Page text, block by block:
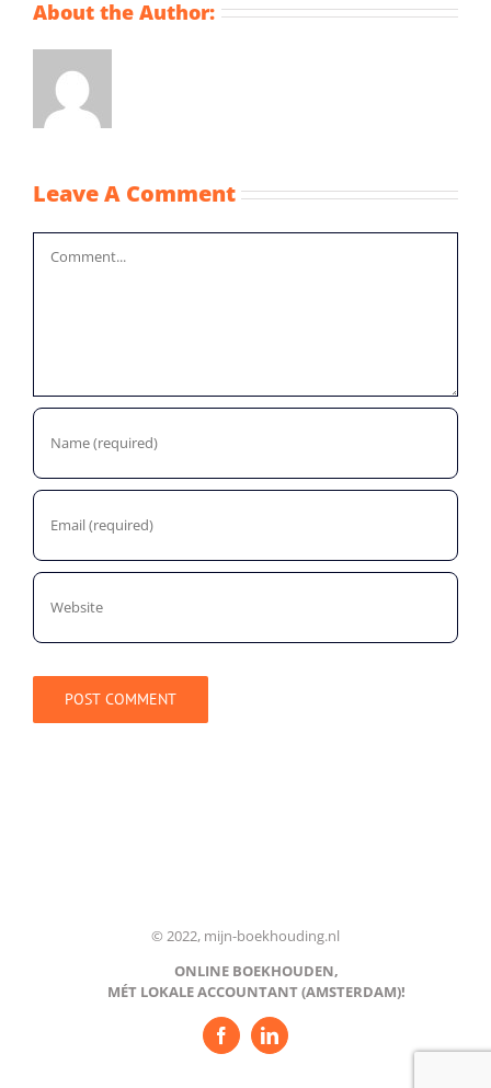
About the Author:
Leave A Comment
© 2022, mijn-boekhouding.nl
ONLINE BOEKHOUDEN,
MÉT LOKALE ACCOUNTANT (AMSTERDAM)!